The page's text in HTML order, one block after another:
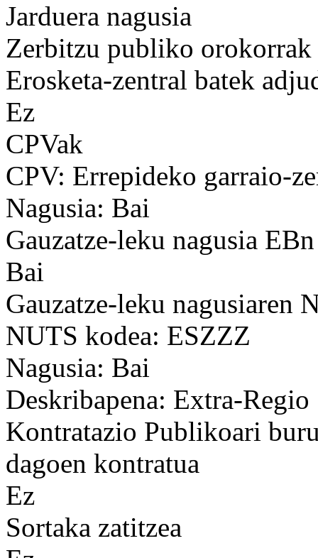
Jarduera nagusia
Zerbitzu publiko orokorrak
Erosketa-zentral batek
Ez
CPVak
CPV: Errepideko garraio-
Nagusia: Bai
Gauzatze-leku nagusia EBn
Bai
Gauzatze-leku nagusiaren
NUTS kodea: ESZZZ
Nagusia: Bai
Deskribapena: Extra-Regio
Kontratazio Publikoari
dagoen kontratua
Ez
Sortaka zatitzea